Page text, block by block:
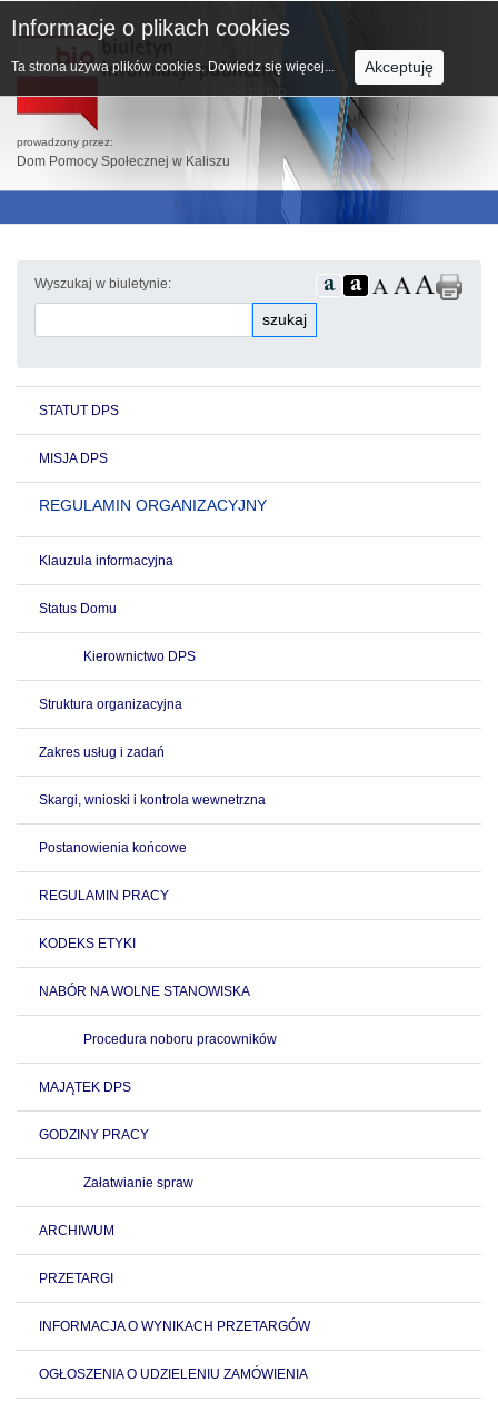
prowadzony przez:
Dom Pomocy Społecznej w Kaliszu
Wyszukaj w biuletynie:
szukaj
STATUT DPS
MISJA DPS
REGULAMIN ORGANIZACYJNY
Klauzula informacyjna
Status Domu
Kierownictwo DPS
Struktura organizacyjna
Zakres usług i zadań
Skargi, wnioski i kontrola wewnetrzna
Postanowienia końcowe
REGULAMIN PRACY
KODEKS ETYKI
NABÓR NA WOLNE STANOWISKA
Procedura noboru pracowników
MAJĄTEK DPS
GODZINY PRACY
Załatwianie spraw
ARCHIWUM
PRZETARGI
INFORMACJA O WYNIKACH PRZETARGÓW
OGŁOSZENIA O UDZIELENIU ZAMÓWIENIA
Informacje o plikach cookies
Ta strona używa plików cookies. Dowiedz się więcej... Akceptuję